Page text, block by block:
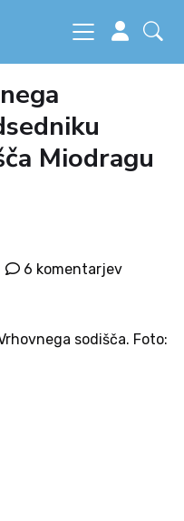
Miodragu
6 komentarjev
sodišča. Foto: